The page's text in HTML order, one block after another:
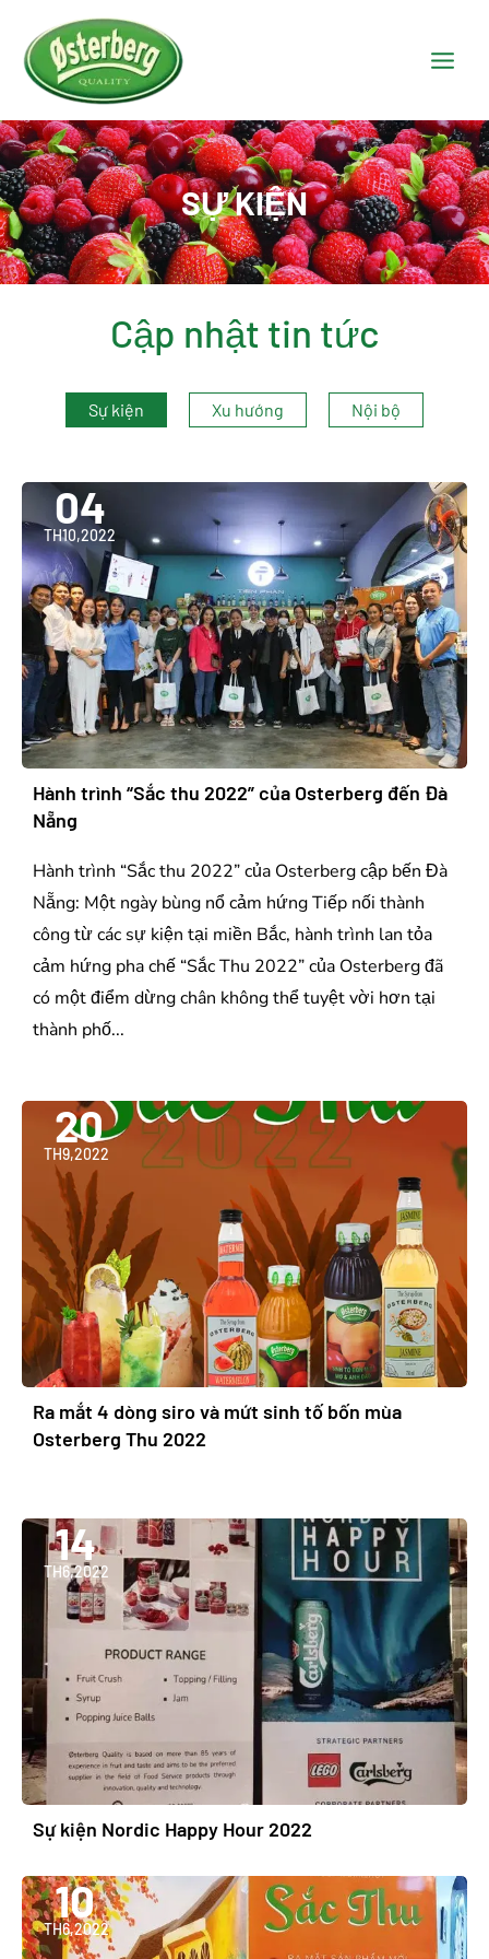
SỰ KIỆN
Cập nhật tin tức
Sự kiện Xu hướng Nội bộ
04
TH10,2022
Hành trình “Sắc thu 2022” của Osterberg đến Đà
Nẵng
Hành trình “Sắc thu 2022” của Osterberg cập bến Đà
Nẵng: Một ngày bùng nổ cảm hứng Tiếp nối thành
công từ các sự kiện tại miền Bắc, hành trình lan tỏa
cảm hứng pha chế “Sắc Thu 2022” của Osterberg đã
có một điểm dừng chân không thể tuyệt vời hơn tại
thành phố...
20
TH9,2022
Ra mắt 4 dòng siro và mứt sinh tố bốn mùa
Osterberg Thu 2022
14
TH6,2022
Sự kiện Nordic Happy Hour 2022
10
TH6,2022